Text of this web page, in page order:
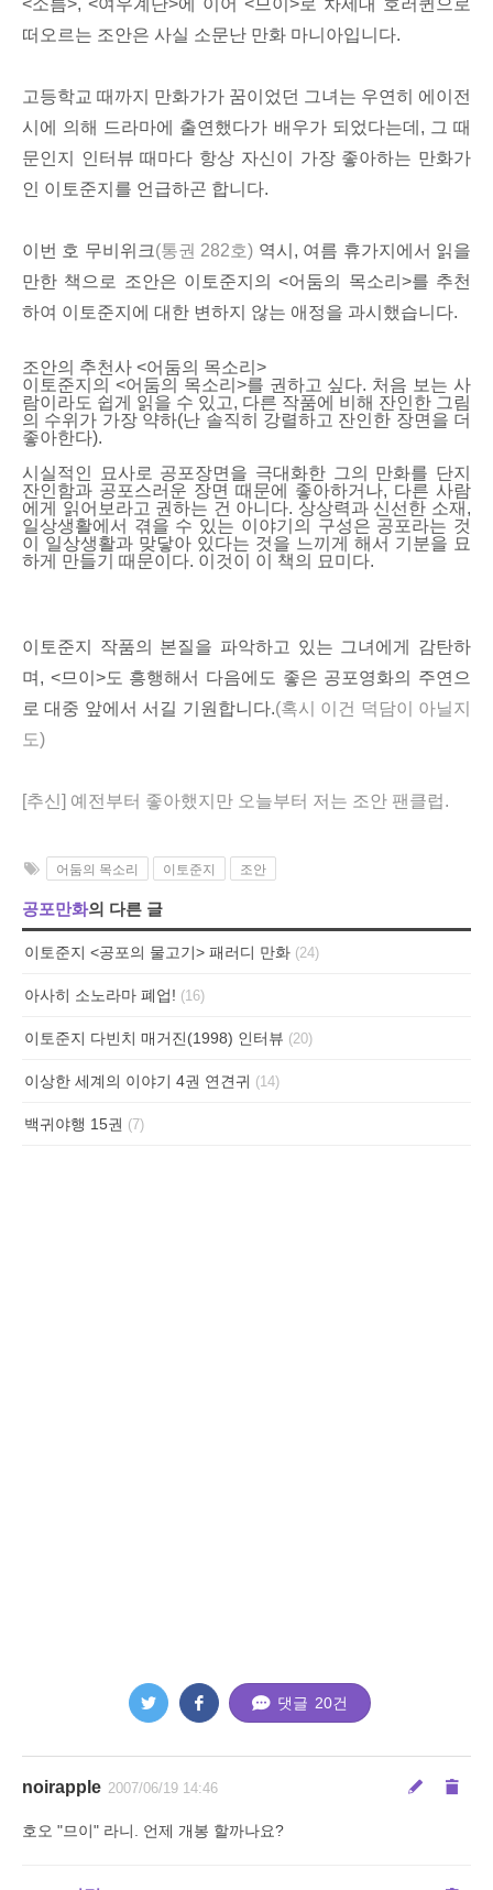
<소름>, <여우계단>에 이어 <므이>로 차세대 호러퀸으로
떠오르는 조안은 사실 소문난 만화 마니아입니다.
고등학교 때까지 만화가가 꿈이었던 그녀는 우연히 에이전
시에 의해 드라마에 출연했다가 배우가 되었다는데, 그 때
문인지 인터뷰 때마다 항상 자신이 가장 좋아하는 만화가
인 이토준지를 언급하곤 합니다.
이번 호 무비위크(통권 282호) 역시, 여름 휴가지에서 읽을
만한 책으로 조안은 이토준지의 <어둠의 목소리>를 추천
하여 이토준지에 대한 변하지 않는 애정을 과시했습니다.
조안의 추천사 <어둠의 목소리>
이토준지의 <어둠의 목소리>를 권하고 싶다. 처음 보는 사
람이라도 쉽게 읽을 수 있고, 다른 작품에 비해 잔인한 그림
의 수위가 가장 약하(난 솔직히 강렬하고 잔인한 장면을 더
좋아한다).
시실적인 묘사로 공포장면을 극대화한 그의 만화를 단지
잔인함과 공포스러운 장면 때문에 좋아하거나, 다른 사람
에게 읽어보라고 권하는 건 아니다. 상상력과 신선한 소재,
일상생활에서 겪을 수 있는 이야기의 구성은 공포라는 것
이 일상생활과 맞닿아 있다는 것을 느끼게 해서 기분을 묘
하게 만들기 때문이다. 이것이 이 책의 묘미다.
이토준지 작품의 본질을 파악하고 있는 그녀에게 감탄하
며, <므이>도 흥행해서 다음에도 좋은 공포영화의 주연으
로 대중 앞에서 서길 기원합니다.(혹시 이건 덕담이 아닐지
도)
[추신] 예전부터 좋아했지만 오늘부터 저는 조안 팬클럽.
어둠의 목소리 이토준지 조안
공포만화의 다른 글
이토준지 <공포의 물고기> 패러디 만화 (24)
아사히 소노라마 폐업! (16)
이토준지 다빈치 매거진(1998) 인터뷰 (20)
이상한 세계의 이야기 4권 연견귀 (14)
백귀야행 15권 (7)
댓글 20건
noirapple 2007/06/19 14:46
호오 "므이" 라니. 언제 개봉 할까나요?